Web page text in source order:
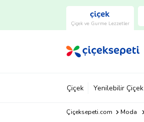
Çiçek ve Gurme Lezzetler
Çiçek Yenilebilir Çiçek
Çiçeksepeti.com Moda